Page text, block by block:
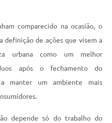
comparecido na ocasião, o
de ações que visem a
urbana como um melhor
após o fechamento do
manter um ambiente mais
depende só do trabalho do